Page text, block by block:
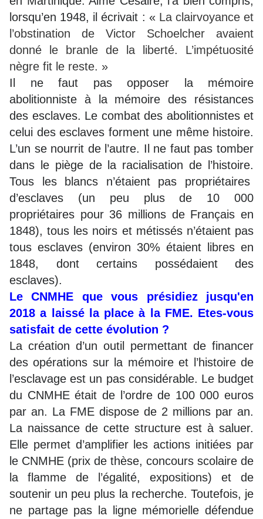
lorsqu’en 1948, il écrivait : « La clairvoyance et
l’obstination de Victor Schoelcher avaient
donné le branle de la liberté. L’impétuosité
nègre fit le reste. »
Il ne faut pas opposer la mémoire
abolitionniste à la mémoire des résistances
des esclaves. Le combat des abolitionnistes et
celui des esclaves forment une même histoire.
L’un se nourrit de l’autre. Il ne faut pas tomber
dans le piège de la racialisation de l’histoire.
Tous les blancs n’étaient pas propriétaires
d’esclaves (un peu plus de 10 000
propriétaires pour 36 millions de Français en
1848), tous les noirs et métissés n’étaient pas
tous esclaves (environ 30% étaient libres en
1848, dont certains possédaient des
esclaves).
Le CNMHE que vous présidiez jusqu'en
2018 a laissé la place à la FME. Etes-vous
satisfait de cette évolution ?
La création d’un outil permettant de financer
des opérations sur la mémoire et l’histoire de
l’esclavage est un pas considérable. Le budget
du CNMHE était de l’ordre de 100 000 euros
par an. La FME dispose de 2 millions par an.
La naissance de cette structure est à saluer.
Elle permet d’amplifier les actions initiées par
le CNMHE (prix de thèse, concours scolaire de
la flamme de l’égalité, expositions) et de
soutenir un peu plus la recherche. Toutefois, je
ne partage pas la ligne mémorielle défendue